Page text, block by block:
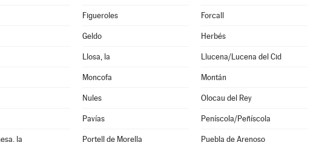
Figueroles Forcall
Geldo Herbés
Llosa, la Llucena/Lucena del Cid
Moncofa Montán
Nules Olocau del Rey
Pavías Peníscola/Peñíscola
la Portell de Morella Puebla de Arenoso